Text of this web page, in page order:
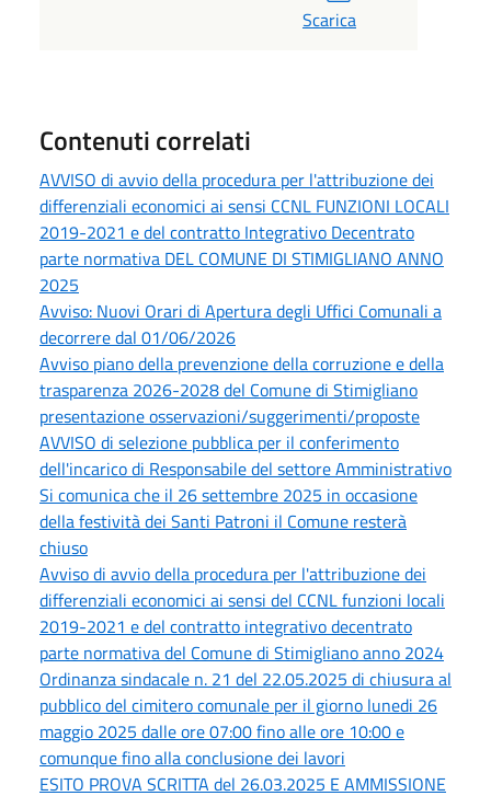
Scarica
Contenuti correlati
AVVISO di avvio della procedura per l'attribuzione dei
differenziali economici ai sensi CCNL FUNZIONI LOCALI
2019-2021 e del contratto Integrativo Decentrato
parte normativa DEL COMUNE DI STIMIGLIANO ANNO
2025
Avviso: Nuovi Orari di Apertura degli Uffici Comunali a
decorrere dal 01/06/2026
Avviso piano della prevenzione della corruzione e della
trasparenza 2026-2028 del Comune di Stimigliano
presentazione osservazioni/suggerimenti/proposte
AVVISO di selezione pubblica per il conferimento
dell'incarico di Responsabile del settore Amministrativo
Si comunica che il 26 settembre 2025 in occasione
della festività dei Santi Patroni il Comune resterà
chiuso
Avviso di avvio della procedura per l'attribuzione dei
differenziali economici ai sensi del CCNL funzioni locali
2019-2021 e del contratto integrativo decentrato
parte normativa del Comune di Stimigliano anno 2024
Ordinanza sindacale n. 21 del 22.05.2025 di chiusura al
pubblico del cimitero comunale per il giorno lunedi 26
maggio 2025 dalle ore 07:00 fino alle ore 10:00 e
comunque fino alla conclusione dei lavori
ESITO PROVA SCRITTA del 26.03.2025 E AMMISSIONE